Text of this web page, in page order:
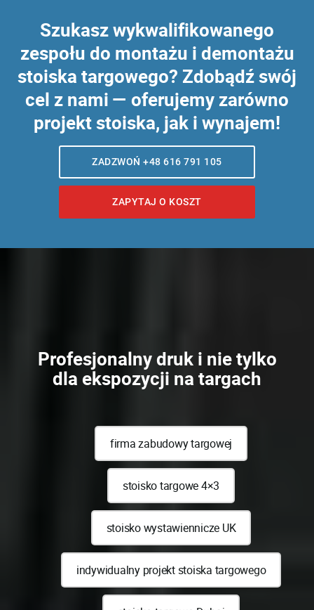
Szukasz wykwalifikowanego
zespołu do montażu i demontażu
stoiska targowego? Zdobądź swój
cel z nami — oferujemy zarówno
projekt stoiska, jak i wynajem!
ZADZWOŃ +48 616 791 105
ZAPYTAJ O KOSZT
Profesjonalny druk i nie tylko
dla ekspozycji na targach
firma zabudowy targowej
stoisko targowe 4×3
stoisko wystawiennicze UK
indywidualny projekt stoiska targowego